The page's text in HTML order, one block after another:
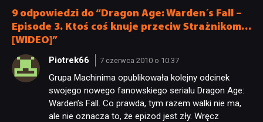
JUŻ GRALIŚMY
SKLEP
9 odpowiedzi do “Dragon Age: Warden´s Fall –
Episode 3. Ktoś coś knuje przeciw Strażnikom…
[WIDEO]”
Piotrek66 7 czerwca 2010 o 10:37
Grupa Machinima opublikowała kolejny odcinek
swojego nowego fanowskiego serialu Dragon Age:
Warden’s Fall. Co prawda, tym razem walki nie ma,
ale nie oznacza to, że epizod jest zły. Wręcz